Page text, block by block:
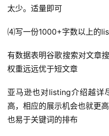
太少。适量即可
⑷写一份1000+字数以上的
有数据表明谷歌搜索对文章
权重远远优于短文章
亚马逊也对listing介绍越详
高，相应的展示机会也就更
也易于关键词的排布